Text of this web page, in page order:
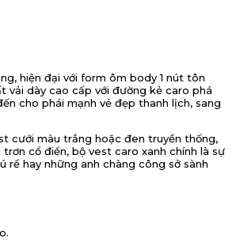
hiện đại với form ôm body 1 nút tôn
vải dày cao cấp với đường kẻ caro phá
cho phái mạnh vẻ đẹp thanh lịch, sang
cưới màu trắng hoặc đen truyền thống,
cổ điển, bộ vest caro xanh chính là sự
rể hay những anh chàng công sở sành